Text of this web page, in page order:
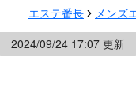
エステ番長 メンズ
2024/09/24 17:07 更新